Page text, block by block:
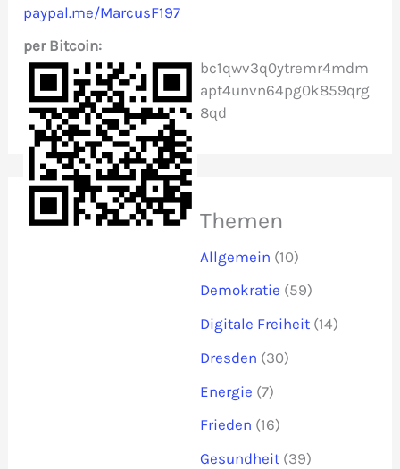
h
:
paypal.me/MarcusF197
per Bitcoin:
bc1qwv3q0ytremr4mdm
apt4unvn64pg0k859qrg
8qd
Themen
Allgemein (10)
Demokratie (59)
Digitale Freiheit (14)
Dresden (30)
Energie (7)
Frieden (16)
Gesundheit (39)